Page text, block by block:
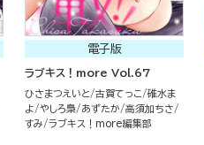
電子版
ラブキス！more Vol.67
ひさまつえいと 古賀てっこ
碓水ま
よ
やしろ梟 あずたか
高須加ちさ
すみ
ラブキス！more編集部